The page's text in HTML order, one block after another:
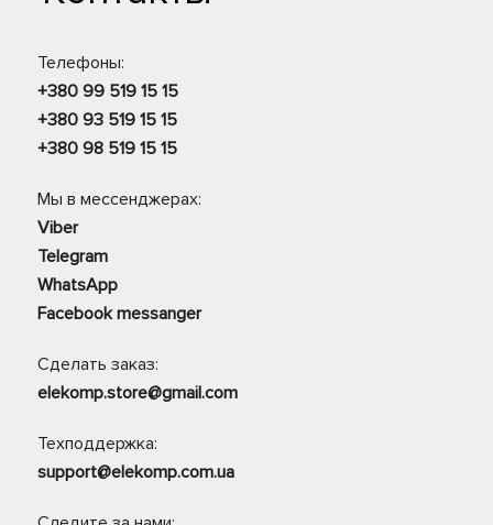
Телефоны:
+380 99 519 15 15
+380 93 519 15 15
+380 98 519 15 15
Мы в мессенджерах:
Viber
Telegram
WhatsApp
Facebook messanger
Сделать заказ:
elekomp.store@gmail.com
Техподдержка:
support@elekomp.com.ua